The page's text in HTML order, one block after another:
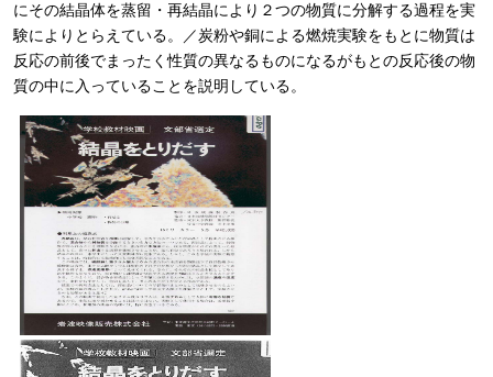
にその結晶体を蒸留・再結晶により２つの物質に分解する過程を実
験によりとらえている。／炭粉や銅による燃焼実験をもとに物質は
反応の前後でまったく性質の異なるものになるがもとの反応後の物
質の中に入っていることを説明している。